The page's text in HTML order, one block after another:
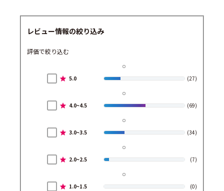
レビュー情報の絞り込み
評価で絞り込む
5.0 (27)
4.0~4.5 (69)
3.0~3.5 (34)
2.0~2.5 (7)
1.0~1.5 (0)